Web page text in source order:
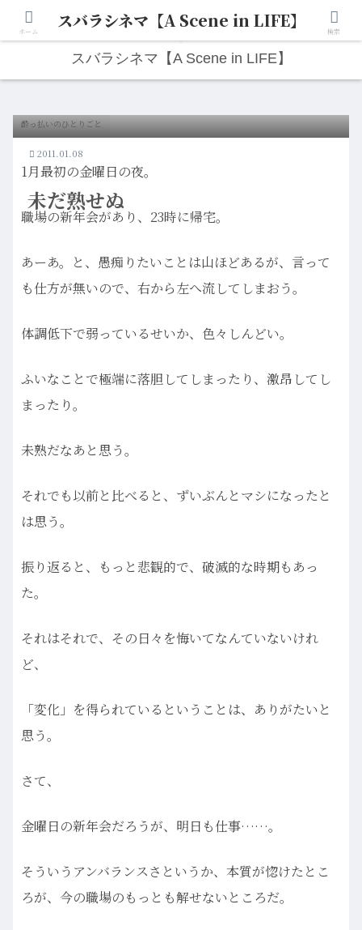
人生は“ひとりごと”から始まる。映画と写真と日々のこと。
スバラシネマ【A Scene in LIFE】
未だ熟せぬ
酔っ払いのひとりごと
2011.01.08
1月最初の金曜日の夜。
職場の新年会があり、23時に帰宅。
あーあ。と、愚痴りたいことは山ほどあるが、言って
も仕方が無いので、右から左へ流してしまおう。
体調低下で弱っているせいか、色々しんどい。
ふいなことで極端に落胆してしまったり、激昂してし
まったり。
未熟だなあと思う。
それでも以前と比べると、ずいぶんとマシになったと
は思う。
振り返ると、もっと悲観的で、破滅的な時期もあっ
た。
それはそれで、その日々を悔いてなんていないけれ
ど、
「変化」を得られているということは、ありがたいと
思う。
さて、
金曜日の新年会だろうが、明日も仕事……。
そういうアンバランスさというか、本質が惚けたとこ
ろが、今の職場のもっとも解せないところだ。
ホーム スバラシネマ【A Scene in LIFE】 検索